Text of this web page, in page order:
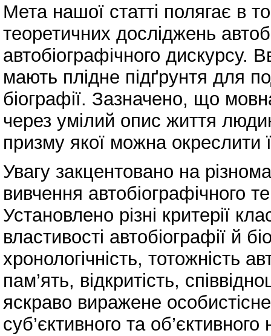
Мета нашої статті полягає в
теоретичних досліджень
автобіографічного дискурсу.
мають плідне підґрунтя для
біографії. Зазначено, що
через умілий опис життя
призму якої можна окреслити
Увагу закцентовано на
вивчення автобіографічного
Установлено різні критерії
властивості автобіографії й
хронологічність, тотожність
пам’ять, відкритість,
яскраво виражене
суб’єктивного та об’єктивного